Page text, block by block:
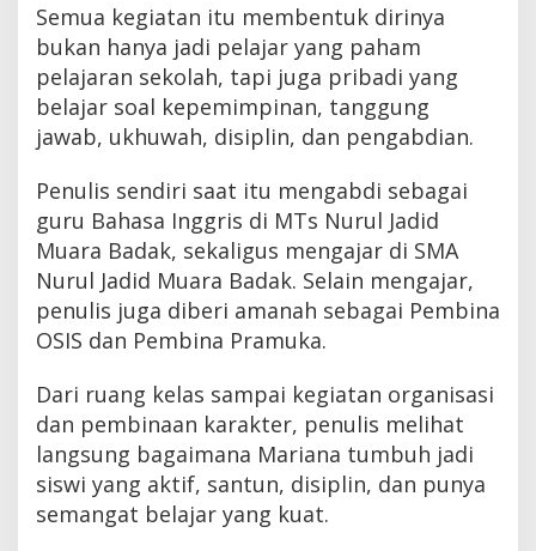
Semua kegiatan itu membentuk dirinya
bukan hanya jadi pelajar yang paham
pelajaran sekolah, tapi juga pribadi yang
belajar soal kepemimpinan, tanggung
jawab, ukhuwah, disiplin, dan pengabdian.
Penulis sendiri saat itu mengabdi sebagai
guru Bahasa Inggris di MTs Nurul Jadid
Muara Badak, sekaligus mengajar di SMA
Nurul Jadid Muara Badak. Selain mengajar,
penulis juga diberi amanah sebagai Pembina
OSIS dan Pembina Pramuka.
Dari ruang kelas sampai kegiatan organisasi
dan pembinaan karakter, penulis melihat
langsung bagaimana Mariana tumbuh jadi
siswi yang aktif, santun, disiplin, dan punya
semangat belajar yang kuat.